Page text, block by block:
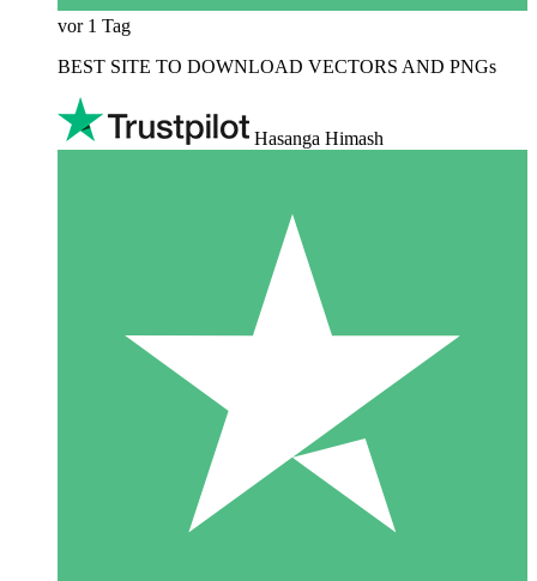
vor 1 Tag
BEST SITE TO DOWNLOAD VECTORS AND PNGs
Hasanga Himash